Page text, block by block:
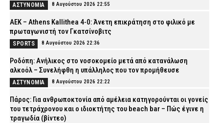
ΑΣΤΥΝΟΜΙΑ 8 Αυγούστου 2026 22:55
ΑΕΚ – Athens Kallithea 4-0: Άνετη επικράτηση στο φιλικό με
πρωταγωνιστή τον Γκατσίνοβιτς
SPORTS 8 Αυγούστου 2026 22:36
Ροδόπη: Ανήλικος στο νοσοκομείο μετά από κατανάλωση
αλκοόλ – Συνελήφθη η υπάλληλος που τον προμήθευσε
ΑΣΤΥΝΟΜΙΑ 8 Αυγούστου 2026 22:22
Πάρος: Για ανθρωποκτονία από αμέλεια κατηγορούνται οι γονείς
του τετράχρονου και ο ιδιοκτήτης του beach bar – Πώς έγινε η
τραγωδία (βίντεο)